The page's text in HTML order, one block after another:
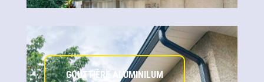
GOUTTIÈRE ALUMINILUM